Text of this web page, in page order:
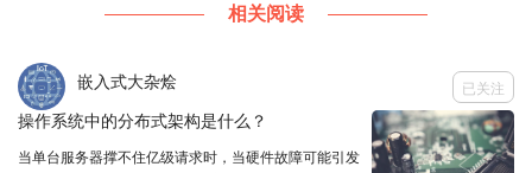
相关阅读
嵌入式大杂烩 已关注
操作系统中的分布式架构是什么？
当单台服务器撑不住亿级请求时，当硬件故障可能引发